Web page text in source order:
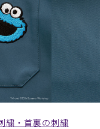
繍・首裏の刺繍